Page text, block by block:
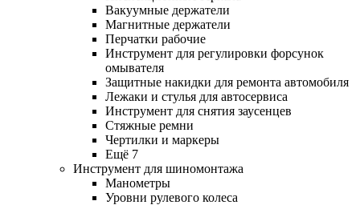
Вакуумные держатели
Магнитные держатели
Перчатки рабочие
Инструмент для регулировки форсунок
омывателя
Защитные накидки для ремонта автомобиля
Лежаки и стулья для автосервиса
Инструмент для снятия заусенцев
Стяжные ремни
Чертилки и маркеры
Ещё 7
Инструмент для шиномонтажа
Манометры
Уровни рулевого колеса